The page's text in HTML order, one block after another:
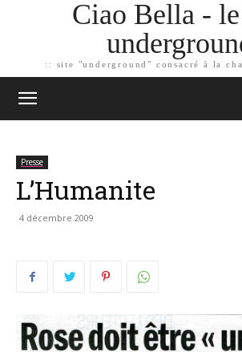
Ciao Bella -
:: site "underground" consacré à la
Presse
L’Humanite
4 décembre 2009